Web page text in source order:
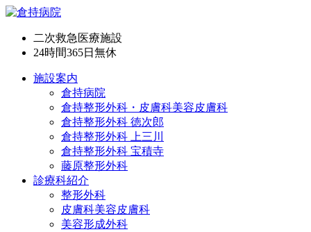
二次救急医療施設
24時間365日 無休
施設案内
倉持病院
倉持整形外科・皮膚科美容皮膚科
倉持整形外科 徳次郎
倉持整形外科 上三川
倉持整形外科 宝積寺
藤原整形外科
診療科紹介
整形外科
皮膚科美容皮膚科
美容形成外科